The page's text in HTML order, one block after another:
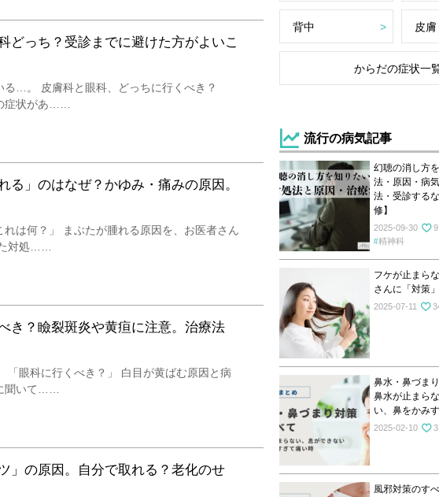
どっち？受診までに避けた方がよいこ
る…。 皮膚科と眼科、どっちに行くべき？
症状があ……
る」のはなぜ？かゆみ・痛みの原因。
は何？」 まぶたが腫れる原因を、お医者さん
対処……
き？瞼裂斑炎や黄疸に注意。治療法
「眼科に行くべき？」 白目が黄ばむ原因と病
聞いて……
」の原因。自分で取れる？老化のせ
背中 皮膚
からだの症状一
流行の病気記事
幻聴の消し方
法・原因・病
法・受診する
修】
2025-09-30
精神科
フケが止まら
さんに「対策
2025-07-11
鼻水・鼻づま
鼻水が止まら
い、鼻をかみ
2025-02-10 3
風邪対策のす